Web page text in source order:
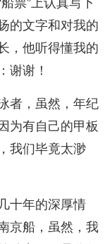
的文字和对我的
，他听得懂我的
谢谢！
者，虽然，年纪
为有自己的甲板
我们毕竟太渺
十年的深厚情
京船，虽然，我